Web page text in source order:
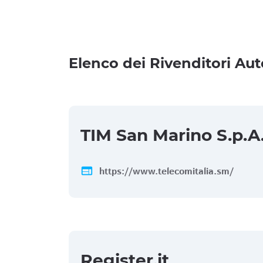
Elenco dei Rivenditori
TIM San Marino
web https://www.telecomitalia.sm/